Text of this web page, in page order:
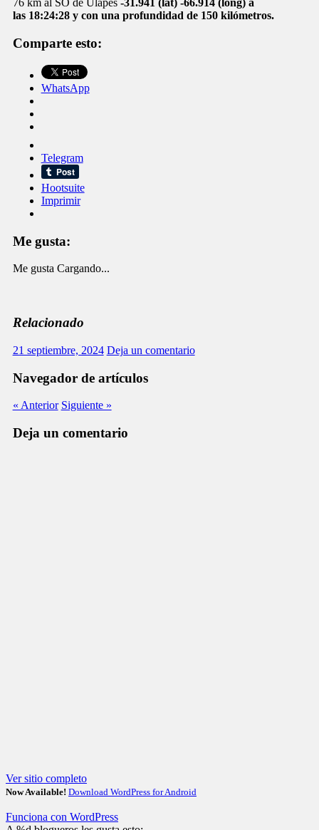
76 km al SO de Ulapes -31.941 (lat) -66.914 (long) a
las 18:24:28 y con una profundidad de 150 kilómetros.
Comparte esto:
WhatsApp
Telegram
Hootsuite
Imprimir
Me gusta:
Me gusta Cargando...
Relacionado
21 septiembre, 2024 Deja un comentario
Navegador de artículos
« Anterior Siguiente »
Deja un comentario
Ver sitio completo
Now Available! Download WordPress for Android
Funciona con WordPress